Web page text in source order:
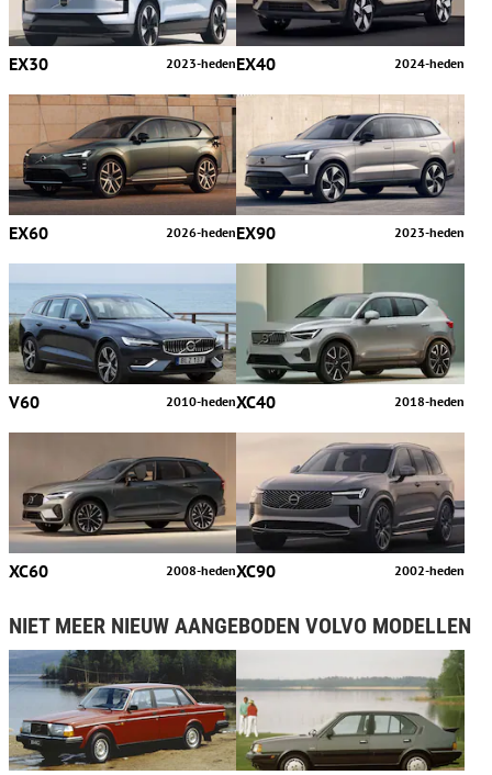
EX30 2023-hedenEX40 2024-heden
EX60 2026-hedenEX90 2023-heden
V60 2010-hedenXC40 2018-heden
XC60 2008-hedenXC90 2002-heden
NIET MEER NIEUW AANGEBODEN VOLVO MODELLEN